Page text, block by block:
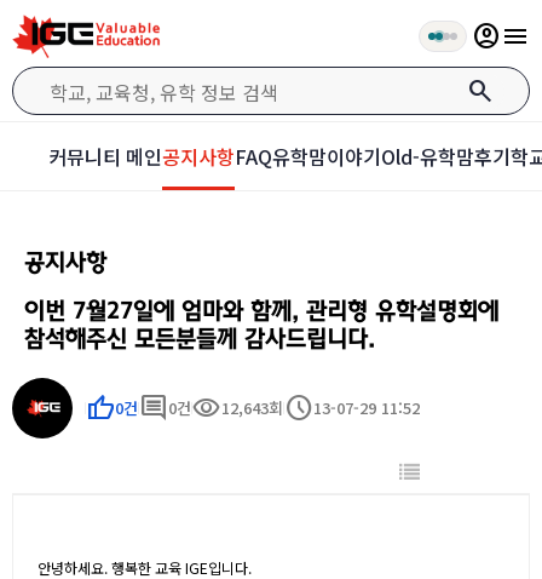
search
account_circlemenu
커뮤니티 메인공지사항FAQ유학맘이야기Old-유학맘후기학
공지사항
이번 7월27일에 엄마와 함께, 관리형 유학설명회에
참석해주신 모든분들께 감사드립니다.
thumb_up0건 comment 0건visibility12,643회 schedule13-07-29 11:52
안녕하세요. 행복한 교육 IGE입니다.